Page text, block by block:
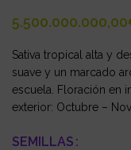
Sativa tropical alta y
suave y un marcado
escuela. Floración en
exterior: Octubre –
SEMILLAS